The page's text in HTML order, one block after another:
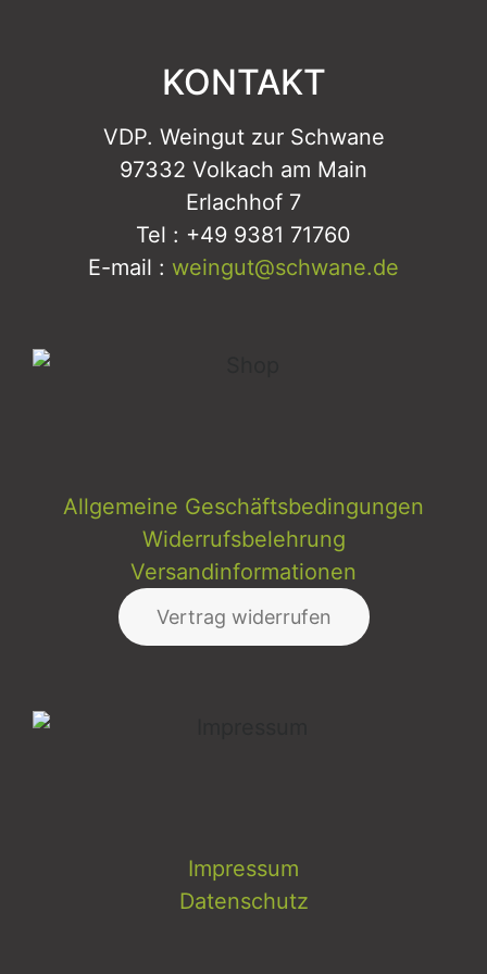
KONTAKT
VDP. Weingut zur Schwane
97332 Volkach am Main
Erlachhof 7
Tel : +49 9381 71760
E-mail : weingut@schwane.de
Allgemeine Geschäftsbedingungen
Widerrufsbelehrung
Versandinformationen
Vertrag widerrufen
Impressum
Datenschutz